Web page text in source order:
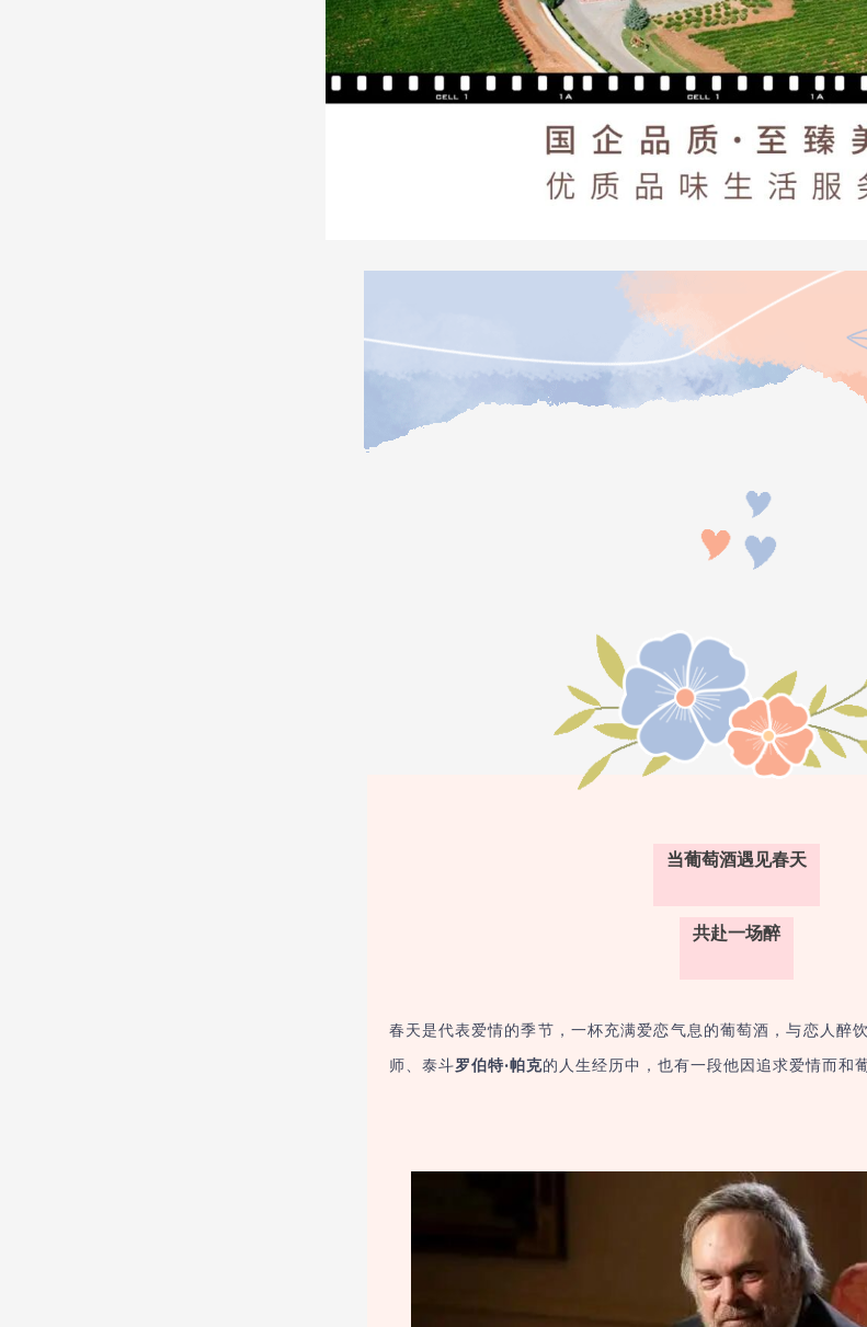
当葡萄酒遇见春天
共赴一场醉
春天是代表爱情的季节，一杯充满爱恋气息的葡萄酒，与恋人醉
师、泰斗罗伯特·帕克的人生经历中，也有一段他因追求爱情而和